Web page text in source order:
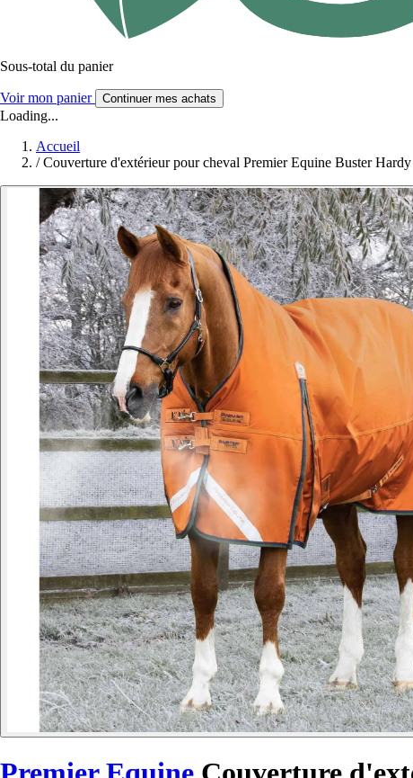
Sous-total du panier
Voir mon panier Continuer mes achats
Loading...
Accueil
/ Couverture d'extérieur pour cheval Premier Equine Buster